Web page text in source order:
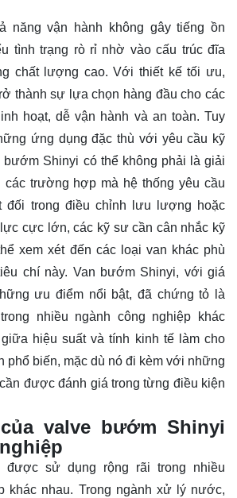
năng vận hành không gây tiếng ồn
tình trạng rò rỉ nhờ vào cấu trúc đĩa
chất lượng cao. Với thiết kế tối ưu,
thành sự lựa chọn hàng đầu cho các
hoạt, dễ vận hành và an toàn. Tuy
ứng dụng đặc thù với yêu cầu kỹ
bướm Shinyi có thể không phải là giải
các trường hợp mà hệ thống yêu cầu
đối trong điều chỉnh lưu lượng hoặc
cực lớn, các kỹ sư cần cân nhắc kỹ
xem xét đến các loại van khác phù
chí này. Van bướm Shinyi, với giá
ưu điểm nổi bật, đã chứng tỏ là
nhiều ngành công nghiệp khác
hiệu suất và tính kinh tế làm cho
phổ biến, mặc dù nó đi kèm với những
được đánh giá trong từng điều kiện
valve bướm Shinyi
được sử dụng rộng rãi trong nhiều
khác nhau. Trong ngành xử lý nước,